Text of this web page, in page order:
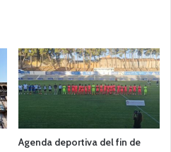
Agenda deportiva del fin de